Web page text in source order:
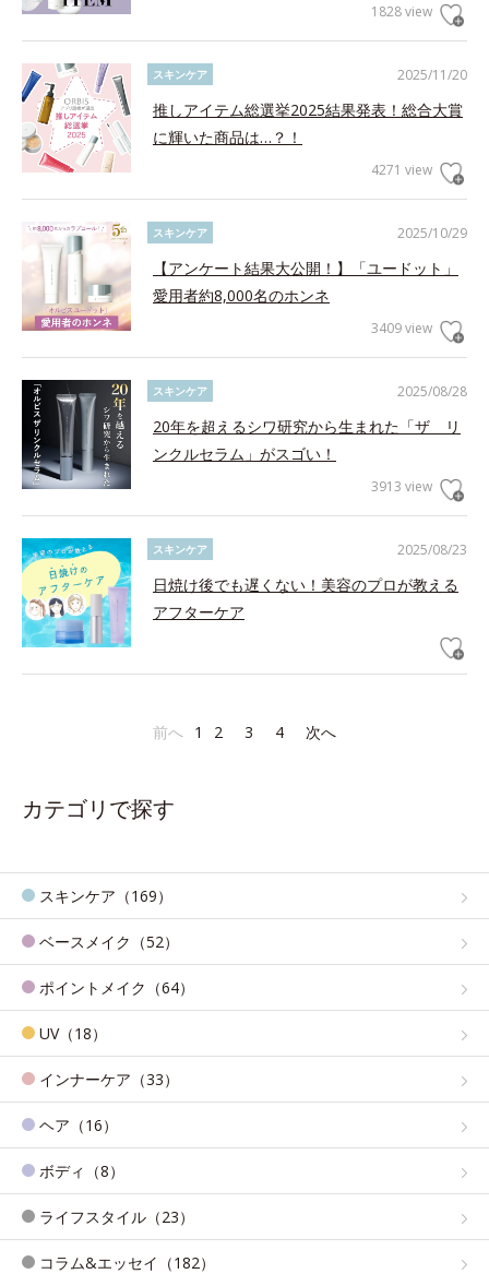
1828 view
2025/11/20
スキンケア
推しアイテム総選挙2025結果発表！総合大賞
に輝いた商品は…？！
4271 view
2025/10/29
スキンケア
【アンケート結果大公開！】「ユードット」
愛用者約8,000名のホンネ
3409 view
2025/08/28
スキンケア
20年を超えるシワ研究から生まれた「ザ リ
ンクルセラム」がスゴい！
3913 view
2025/08/23
スキンケア
日焼け後でも遅くない！美容のプロが教える
アフターケア
前へ 1 2 3 4 次へ
カテゴリで探す
スキンケア（169）
ベースメイク（52）
ポイントメイク（64）
UV（18）
インナーケア（33）
ヘア（16）
ボディ（8）
ライフスタイル（23）
コラム&エッセイ（182）